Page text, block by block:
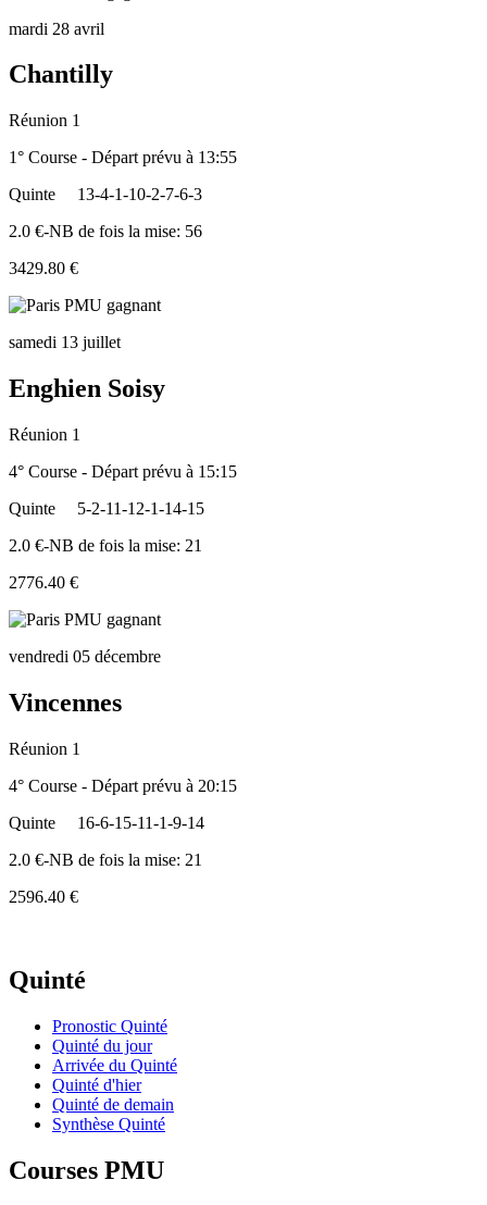
mardi 28 avril
Chantilly
Réunion 1
1° Course - Départ prévu à 13:55
Quinte
13-4-1-10-2-7-6-3
2.0 €-NB de fois la mise: 56
3429.80 €
samedi 13 juillet
Enghien Soisy
Réunion 1
4° Course - Départ prévu à 15:15
Quinte
5-2-11-12-1-14-15
2.0 €-NB de fois la mise: 21
2776.40 €
vendredi 05 décembre
Vincennes
Réunion 1
4° Course - Départ prévu à 20:15
Quinte
16-6-15-11-1-9-14
2.0 €-NB de fois la mise: 21
2596.40 €
Quinté
Pronostic Quinté
Quinté du jour
Arrivée du Quinté
Quinté d'hier
Quinté de demain
Synthèse Quinté
Courses PMU